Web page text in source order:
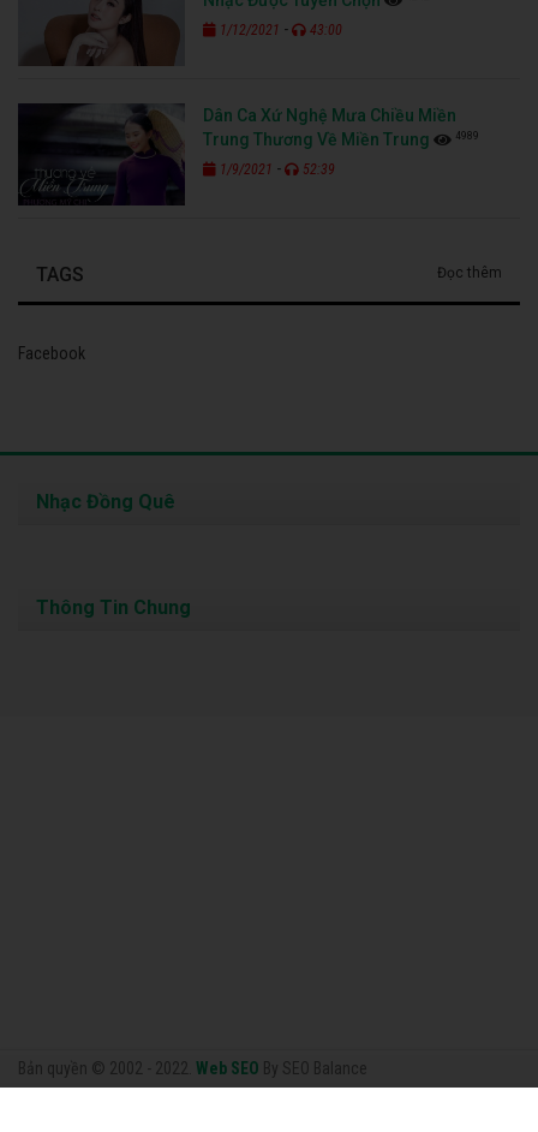
1/12/2021 - 43:00
Dân Ca Xứ Nghệ Mưa Chiều Miền
Trung Thương Về Miền Trung
4989
1/9/2021 - 52:39
TAGS Đọc thêm
Facebook
Bản quyền © 2002 - 2022. Web SEO By SEO Balance
Nhạc Đồng Quê
Thông Tin Chung